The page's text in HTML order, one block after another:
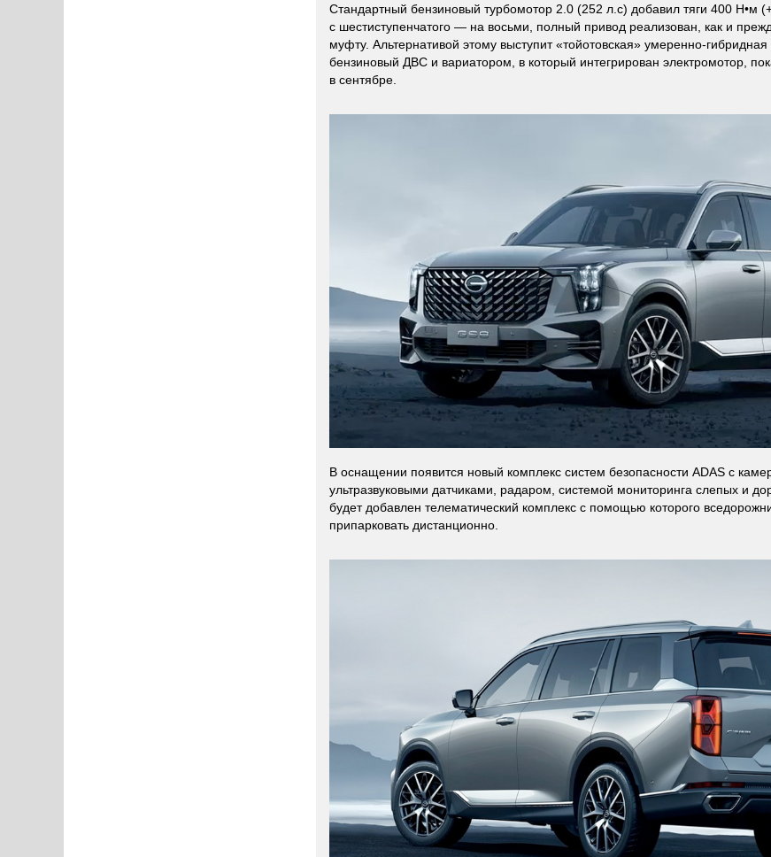
Стандартный бензиновый турбомотор 2.0 (252 л.с) добавил тяги 400 Н•м
с шестиступенчатого — на восьми, полный привод реализован, как и
муфту. Альтернативой этому выступит «тойотовская» умеренно-гибридная
бензиновый ДВС и вариатором, в который интегрирован электромотор,
в сентябре.
В оснащении появится новый комплекс систем безопасности ADAS с
ультразвуковыми датчиками, радаром, системой мониторинга слепых и
будет добавлен телематический комплекс с помощью которого
припарковать дистанционно.